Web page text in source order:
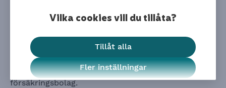
Omställnings- och kompetensstöd via TRR.
väljer du vilka försäkringar som ska ingå, så kallade
tilläggsförsäkringar.
Teckna individuella försäkringar hos valfria
försäkringsbolag.
Vilka cookies vill du tillåta?
Tillåt alla
Fler inställningar